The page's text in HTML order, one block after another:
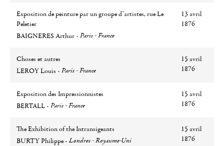
Exposition de peinture par un groupe d’artistes, rue Le
Peletier
Auteur
BAIGNERES Arthur
Ville Paris - France
13 avril
1876
Choses et autres
Auteur
LEROY Louis
Ville Paris - France
15 avril
1876
Exposition des Impressionnistes
Auteur
BERTALL
Ville Paris - France
15 avril
1876
The Exhibition of the Intransigeants
Auteur
BURTY Philippe
Ville Londres - Royaume-Uni
15 avril
1876